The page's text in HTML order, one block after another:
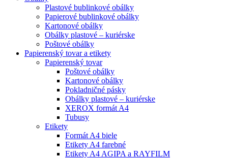
Plastové bublinkové obálky
Papierové bublinkové obálky
Kartonové obálky
Obálky plastové – kuriérske
Poštové obálky
Papierenský tovar a etikety
Papierenský tovar
Poštové obálky
Kartonové obálky
Pokladničné pásky
Obálky plastové – kuriérske
XEROX formát A4
Tubusy
Etikety
Formát A4 biele
Etikety A4 farebné
Etikety A4 AGIPA a RAYFILM